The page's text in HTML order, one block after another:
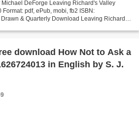
DeForge Leaving Richard's Valley
pdf, ePub, mobi, fb2 ISBN:
& Quarterly Download Leaving Richard's
download How Not to Ask a
in English by S. J.